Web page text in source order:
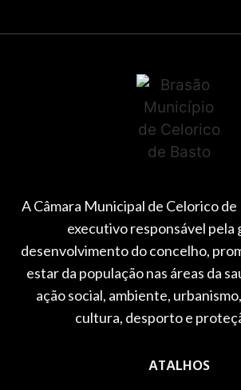
A Câmara Municipal de Celorico
executivo responsável pela
desenvolvimento do concelho,
estar da população nas áreas da
ação social, ambiente,
cultura, desporto e
ATALHOS